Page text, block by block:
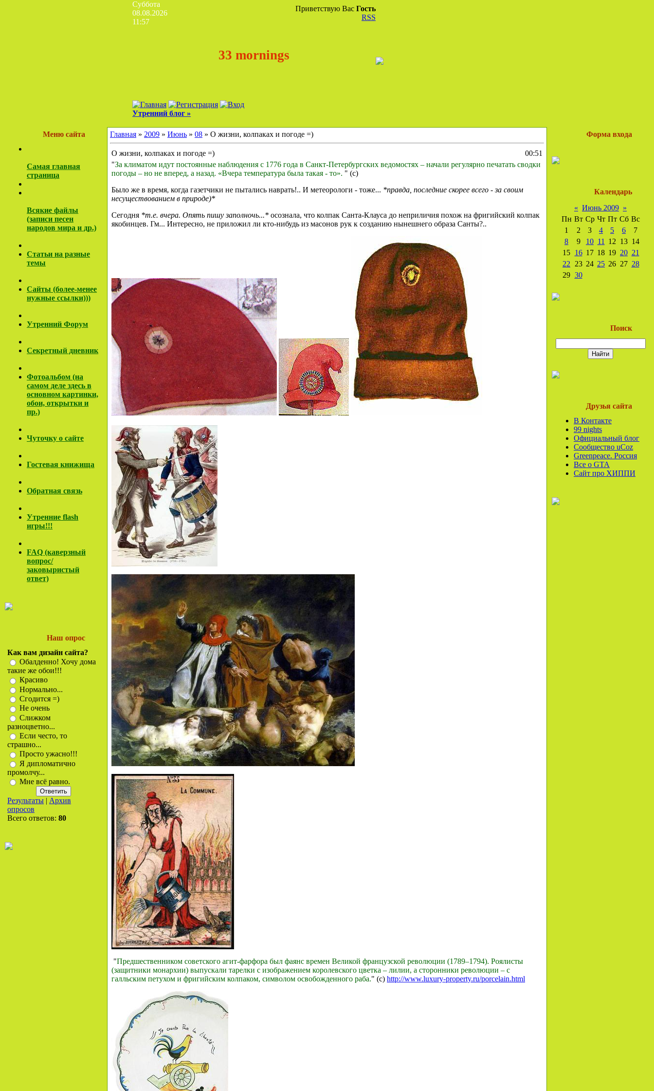
Суббота
08.08.2026
11:57
Приветствую Вас Гость
RSS
33 mornings
Утренний блог »
Меню сайта
Самая главная
страница
Всякие файлы
(записи песен
народов мира и др.)
Cтатьи на разные
темы
Сайты (более-менее
нужные ссылки)))
Утренний Форум
Секретный дневник
Фотоальбом (на
самом деле здесь в
основном картинки,
обои, открытки и
пр.)
Чуточку о сайте
Гостевая книжища
Обратная связь
Утренние flash
игры!!!
FAQ (каверзный
вопрос/
заковыристый
ответ)
Наш опрос
Как вам дизайн сайта?
Обалденно! Хочу дома
такие же обои!!!
Красиво
Нормально...
Сгодится =)
Не очень
Слижком
разноцветно...
Если често, то
страшно...
Просто ужасно!!!
Я дипломатично
промолчу...
Мне всё равно.
Результаты | Архив
опросов
Всего ответов: 80
Главная » 2009 » Июнь » 08 » О жизни, колпаках и погоде =)
О жизни, колпаках и погоде =)
00:51
"За климатом идут постоянные наблюдения с 1776 года в Санкт-Петербургских ведомостях – начали регулярно печатать сводки
погоды – но не вперед, а назад. «Вчера температура была такая - то». " (с)
Было же в время, когда газетчики не пытались наврать!.. И метеорологи - тоже... *правда, последние скорее всего - за своим
несуществованием в природе)*
Сегодня *т.е. вчера. Опять пишу заполночь...* осознала, что колпак Санта-Клауса до неприличия похож на фригийский колпак
якобинцев. Гм... Интересно, не приложил ли кто-нибудь из масонов рук к созданию нынешнего образа Санты?..
"Предшественником советского агит-фарфора был фаянс времен Великой французской революции (1789–1794). Роялисты
(защитники монархии) выпускали тарелки с изображением королевского цветка – лилии, а сторонники революции – с
галльским петухом и фригийским колпаком, символом освобожденного раба." (с) http://www.luxury-property.ru/porcelain.html
Форма входа
Календарь
« Июнь 2009 »
Пн Вт Ср Чт Пт Сб Вс
1
2 3 4 5 6
7
8
9 10 11 12 13 14
15 16 17 18 19 20 21
22
23 24 25 26 27 28
29 30
Поиск
Друзья сайта
В Контакте
99 nights
Официальный блог
Сообщество uCoz
Greenpeace. Россия
Все o GTA
Сайт про ХИППИ